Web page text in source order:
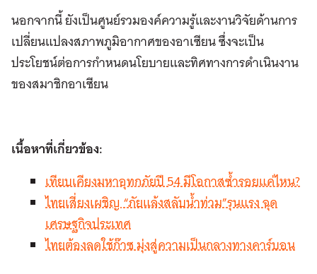
นอกจากนี้ ยังเป็นศูนย์รวมองค์ความรู้และงานวิจัยด้านการ
เปลี่ยนแปลงสภาพภูมิอากาศของอาเซียน ซึ่งจะเป็น
ประโยชน์ต่อการกำหนดนโยบายและทิศทางการดำเนินงาน
ของสมาชิกอาเซียน
เนื้อหาที่เกี่ยวข้อง:
เทียบเคียงมหาอุทกภัยปี 54 มีโอกาสซ้ำรอยแค่ไหน?
ไทยเสี่ยงเผชิญ “ภัยแล้งสลับน้ำท่วม”รุนแรง ฉุด
เศรษฐกิจประเทศ
ไทยต้องลดใช้ก๊าซ มุ่งสู่ความเป็นกลางทางคาร์บอน